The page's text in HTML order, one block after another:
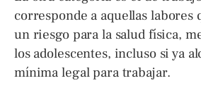
corresponde a aquellas labores
un riesgo para la salud física,
los adolescentes, incluso si ya
mínima legal para trabajar.